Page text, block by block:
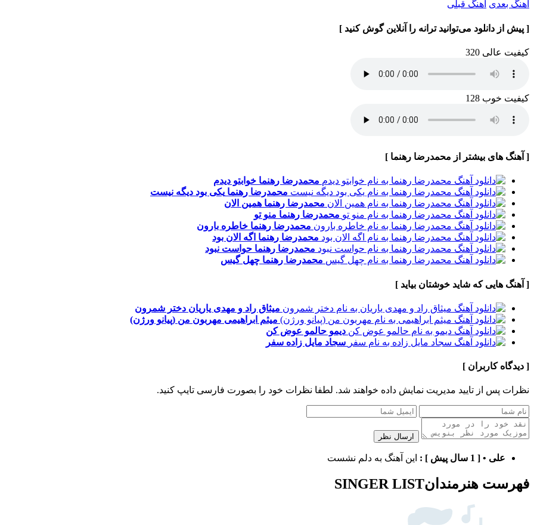
آهنگ بعدی آهنگ قبلی
[ پیش از دانلود می‌توانید ترانه را آنلاین گوش کنید ]
کیفیت عالی 320
کیفیت خوب 128
[ آهنگ های بیشتر از محمدرضا رهنما ]
محمدرضا رهنما خوابتو دیدم
محمدرضا رهنما یکی بود دیگه نیست
محمدرضا رهنما همین الان
محمدرضا رهنما منو تو
محمدرضا رهنما خاطره بارون
محمدرضا رهنما اگه الان بود
محمدرضا رهنما حواست نبود
محمدرضا رهنما چهل گیس
[ آهنگ هایی که شاید خوشتان بیاید ]
میثاق راد و مهدی یاریان دختر شمرون
میثم ابراهیمی مهربون من (پیانو ورژن)
دیمو حالمو عوض کن
سجاد مایل زاده سفر
[ دیدگاه کاربران ]
نظرات پس از تایید مدیریت نمایش داده خواهند شد. لطفا نظرات خود را بصورت فارسی تایپ کنید.
ارسال نظر
علی • [ 1 سال پیش ] : این آهنگ به دلم نشست
فهرست هنرمندانSINGER LIST